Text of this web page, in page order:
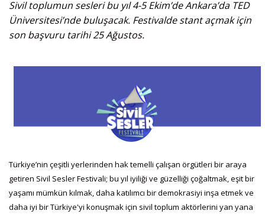
Sivil toplumun sesleri bu yıl 4-5 Ekim’de Ankara’da TED
Üniversitesi’nde buluşacak. Festivalde stant açmak için
son başvuru tarihi 25 Ağustos.
Türkiye’nin çeşitli yerlerinden hak temelli çalışan örgütleri bir araya
getiren Sivil Sesler Festivali; bu yıl iyiliği ve güzelliği çoğaltmak, eşit bir
yaşamı mümkün kılmak, daha katılımcı bir demokrasiyi inşa etmek ve
daha iyi bir Türkiye'yi konuşmak için sivil toplum aktörlerini yan yana